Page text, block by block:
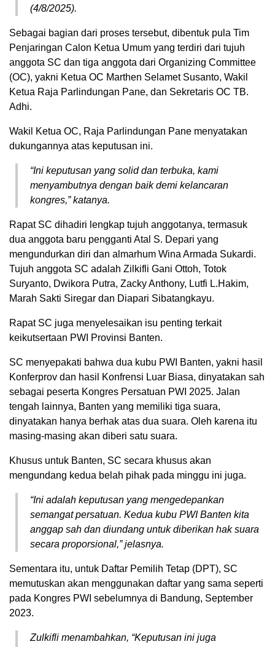
(4/8/2025).
Sebagai bagian dari proses tersebut, dibentuk pula Tim
Penjaringan Calon Ketua Umum yang terdiri dari tujuh
anggota SC dan tiga anggota dari Organizing Committee
(OC), yakni Ketua OC Marthen Selamet Susanto, Wakil
Ketua Raja Parlindungan Pane, dan Sekretaris OC TB.
Adhi.
Wakil Ketua OC, Raja Parlindungan Pane menyatakan
dukungannya atas keputusan ini.
“Ini keputusan yang solid dan terbuka, kami
menyambutnya dengan baik demi kelancaran
kongres,” katanya.
Rapat SC dihadiri lengkap tujuh anggotanya, termasuk
dua anggota baru pengganti Atal S. Depari yang
mengundurkan diri dan almarhum Wina Armada Sukardi.
Tujuh anggota SC adalah Zilkifli Gani Ottoh, Totok
Suryanto, Dwikora Putra, Zacky Anthony, Lutfi L.Hakim,
Marah Sakti Siregar dan Diapari Sibatangkayu.
Rapat SC juga menyelesaikan isu penting terkait
keikutsertaan PWI Provinsi Banten.
SC menyepakati bahwa dua kubu PWI Banten, yakni hasil
Konferprov dan hasil Konfrensi Luar Biasa, dinyatakan sah
sebagai peserta Kongres Persatuan PWI 2025. Jalan
tengah lainnya, Banten yang memiliki tiga suara,
dinyatakan hanya berhak atas dua suara. Oleh karena itu
masing-masing akan diberi satu suara.
Khusus untuk Banten, SC secara khusus akan
mengundang kedua belah pihak pada minggu ini juga.
“Ini adalah keputusan yang mengedepankan
semangat persatuan. Kedua kubu PWI Banten kita
anggap sah dan diundang untuk diberikan hak suara
secara proporsional,” jelasnya.
Sementara itu, untuk Daftar Pemilih Tetap (DPT), SC
memutuskan akan menggunakan daftar yang sama seperti
pada Kongres PWI sebelumnya di Bandung, September
2023.
Zulkifli menambahkan, “Keputusan ini juga